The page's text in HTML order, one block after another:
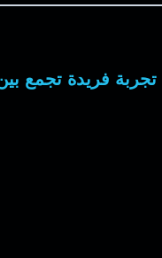
تجربة فريدة تجمع